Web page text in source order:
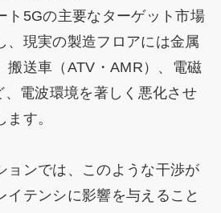
ト5Gの主要なターゲット市場
、現実の製造フロアには金属
搬送車（ATV・AMR）、電磁
、電波環境を著しく悪化させ
す。
ョンでは、このような干渉が
イテンシに影響を与えること